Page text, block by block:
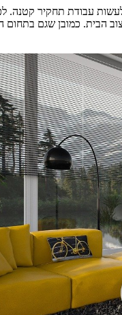
עבודת תחקיר קטנה.
הבית. כמובן שגם